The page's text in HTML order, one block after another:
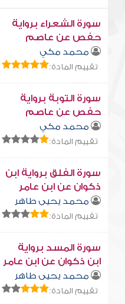
سورة الشعراء برواية
حفص عن عاصم
محمد مكي
تقييم المادة:
سورة التوبة برواية
حفص عن عاصم
محمد مكي
تقييم المادة:
سورة الفلق برواية ابن
ذكوان عن ابن عامر
محمد يحيى طاهر
تقييم المادة:
سورة المسد برواية
ابن ذكوان عن ابن عامر
محمد يحيى طاهر
تقييم المادة: